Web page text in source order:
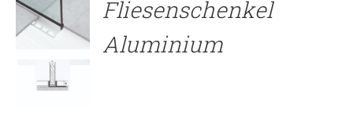
Fliesenschenkel
Aluminium